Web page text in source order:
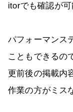
itorでも確認が可
パフォーマンス
こともできるの
更前後の掲載内
作業の方がミス